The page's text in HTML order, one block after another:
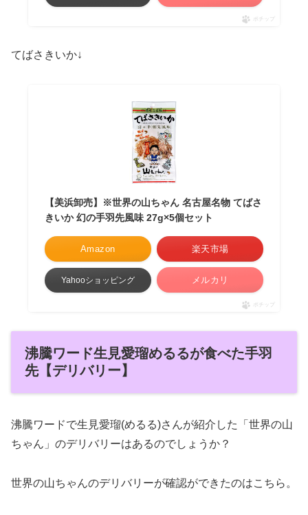
ポチップ
てばさきいか↓
【美浜卸売】※世界の山ちゃん 名古屋名物 てばさ
きいか 幻の手羽先風味 27g×5個セット
Amazon 楽天市場
Yahooショッピング メルカリ
ポチップ
沸騰ワード生見愛瑠めるるが食べた手羽
先【デリバリー】
沸騰ワードで生見愛瑠(めるる)さんが紹介した「世界の山
ちゃん」のデリバリーはあるのでしょうか？
世界の山ちゃんのデリバリーが確認ができたのはこちら。